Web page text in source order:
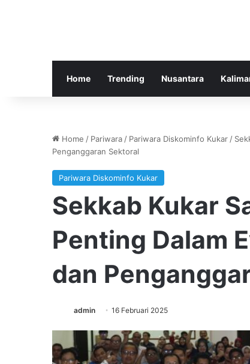
Home Trending Nusantara
Home / Pariwara / Pariwara Diskominfo Kukar /
Penganggaran Sektoral
Pariwara Diskominfo Kukar
Sekkab Kukar
Penting Dalam
dan
admin 16 Februari 2025